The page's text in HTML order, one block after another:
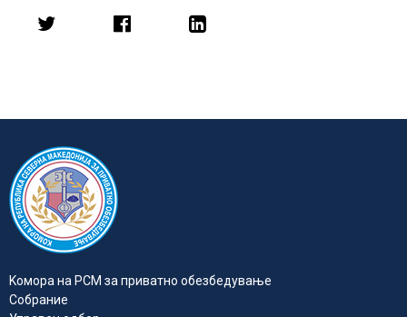
Kомора на РСМ за приватно обезбедувањe
Собрание